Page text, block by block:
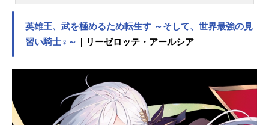
者・彩園寺更紗を転校初日で陥落さ
せ、学園島史上最速で頂点に君臨す
なのは全部嘘だ。大事をやらかした
俺が学園島で目的を果たすために
は、嘘でもトップに君臨し続けなき
ゃいけない。そのためならば、俺を
英雄王、武を極めるため転生す ～そして、世界最強の見
習い騎士♀～
｜リーゼロッテ・アールシア